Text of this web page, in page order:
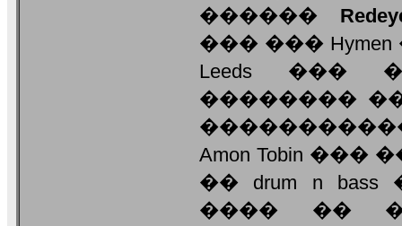
������
��� ��� Hymen
Leeds ���
��������
Amon Tobin ���
�� drum n
���� ��